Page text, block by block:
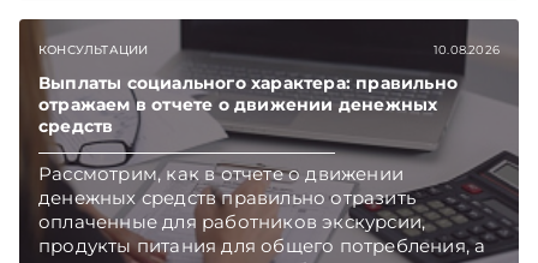
чем в новостях TelegramViber
КОНСУЛЬТАЦИИ 10.08.2026
Выплаты социального характера: правильно
отражаем в отчете о движении денежных
средств
Рассмотрим, как в отчете о движении
денежных средств правильно отразить
оплаченные для работников экскурсии,
продукты питания для общего потребления, а